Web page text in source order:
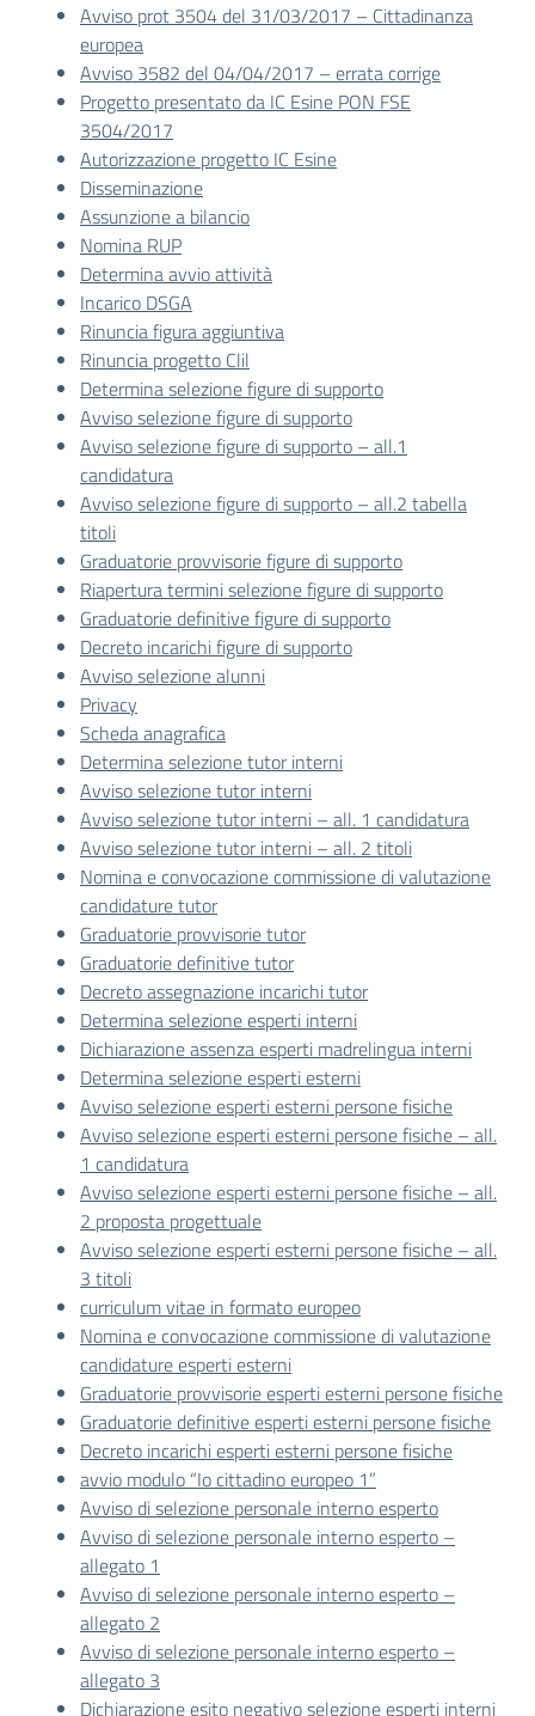
Avviso prot 3504 del 31/03/2017 – Cittadinanza
europea
Avviso 3582 del 04/04/2017 – errata corrige
Progetto presentato da IC Esine PON FSE
3504/2017
Autorizzazione progetto IC Esine
Disseminazione
Assunzione a bilancio
Nomina RUP
Determina avvio attività
Incarico DSGA
Rinuncia figura aggiuntiva
Rinuncia progetto Clil
Determina selezione figure di supporto
Avviso selezione figure di supporto
Avviso selezione figure di supporto – all.1
candidatura
Avviso selezione figure di supporto – all.2 tabella
titoli
Graduatorie provvisorie figure di supporto
Riapertura termini selezione figure di supporto
Graduatorie definitive figure di supporto
Decreto incarichi figure di supporto
Avviso selezione alunni
Privacy
Scheda anagrafica
Determina selezione tutor interni
Avviso selezione tutor interni
Avviso selezione tutor interni – all. 1 candidatura
Avviso selezione tutor interni – all. 2 titoli
Nomina e convocazione commissione di valutazione
candidature tutor
Graduatorie provvisorie tutor
Graduatorie definitive tutor
Decreto assegnazione incarichi tutor
Determina selezione esperti interni
Dichiarazione assenza esperti madrelingua interni
Determina selezione esperti esterni
Avviso selezione esperti esterni persone fisiche
Avviso selezione esperti esterni persone fisiche – all.
1 candidatura
Avviso selezione esperti esterni persone fisiche – all.
2 proposta progettuale
Avviso selezione esperti esterni persone fisiche – all.
3 titoli
curriculum vitae in formato europeo
Nomina e convocazione commissione di valutazione
candidature esperti esterni
Graduatorie provvisorie esperti esterni persone fisiche
Graduatorie definitive esperti esterni persone fisiche
Decreto incarichi esperti esterni persone fisiche
avvio modulo “Io cittadino europeo 1”
Avviso di selezione personale interno esperto
Avviso di selezione personale interno esperto –
allegato 1
Avviso di selezione personale interno esperto –
allegato 2
Avviso di selezione personale interno esperto –
allegato 3
Dichiarazione esito negativo selezione esperti interni